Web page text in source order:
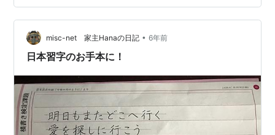
は、高妻山が残っているので、そのついでに行ける距離
だということ。 来年リベンジだ。 俺もまた輝くだろう
今宵の月のように
misc-net 家主Hanaの日記 • 6年前
日本習字のお手本に！